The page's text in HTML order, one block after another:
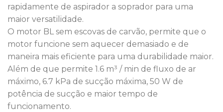
rapidamente de aspirador a soprador para uma
maior versatilidade.
O motor BL sem escovas de carvão, permite que o
motor funcione sem aquecer demasiado e de
maneira mais eficiente para uma durabilidade maior.
Além de que permite 1.6 m³ / min de fluxo de ar
máximo, 6.7 kPa de sucção máxima, 50 W de
potência de sucção e maior tempo de
funcionamento.